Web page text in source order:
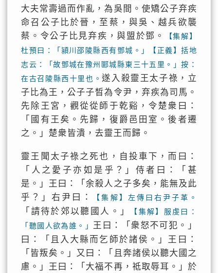
大夫常壽過而作亂，為吳間。使矯公子弃疾
命召公子比於晉，至蔡，與吳、越兵欲襲
蔡。令公子比見弃疾，與盟於鄧。
【集解】
杜預曰：「潁川邵陵縣西有鄧城。」【正義】括地
志云：「故鄧城在豫州郾城縣東三十五里。」按：
在古召陵縣西十里也。遂入殺靈王太子祿，立
子比為王，公子子晳為令尹，弃疾為司馬。
先除王宮，觀從從師于乾谿，令楚衆曰：
「國有王矣。先歸，復爵邑田室。後者遷
之。」楚衆皆潰，去靈王而歸。
靈王聞太子祿之死也，自投車下，而曰：
「人之愛子亦如是乎？」侍者曰：「甚
是。」王曰：「余殺人之子多矣，能無及此
乎？」右尹曰：
【集解】左傳曰右尹子革。
「請待於郊以聽國人。」
【集解】服虔曰：
「聽國人欲為誰。」 王曰：「衆怒不可犯。」
曰：「且入大縣而乞師於諸侯。」王曰：
「皆叛矣。」又曰：「且奔諸侯以聽大國之
慮。」王曰：「大福不再，祗取辱耳。」於